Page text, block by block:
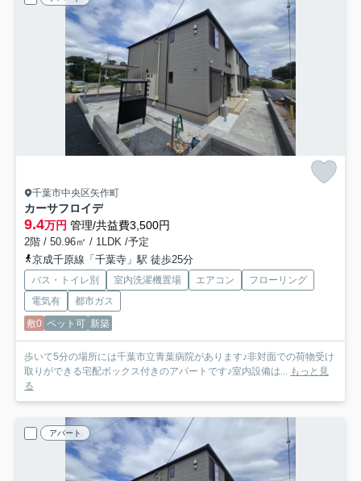
千葉市中央区矢作町
カーサフロイデ
9.4万円 管理/共益費3,500円
2階 / 50.96㎡ / 1LDK /予定
京成千原線「千葉寺」駅 徒歩25分
バス・トイレ別 室内洗濯機置場 エアコン
フローリング
電気有
都市ガス
敷0 ペット可 新築
歩いて5分の場所には千葉市立青葉病院があります♪非対面での荷物受け
取りができる宅配ボックス付きのアパートです♪室内設備は... もっと見
る
アパート